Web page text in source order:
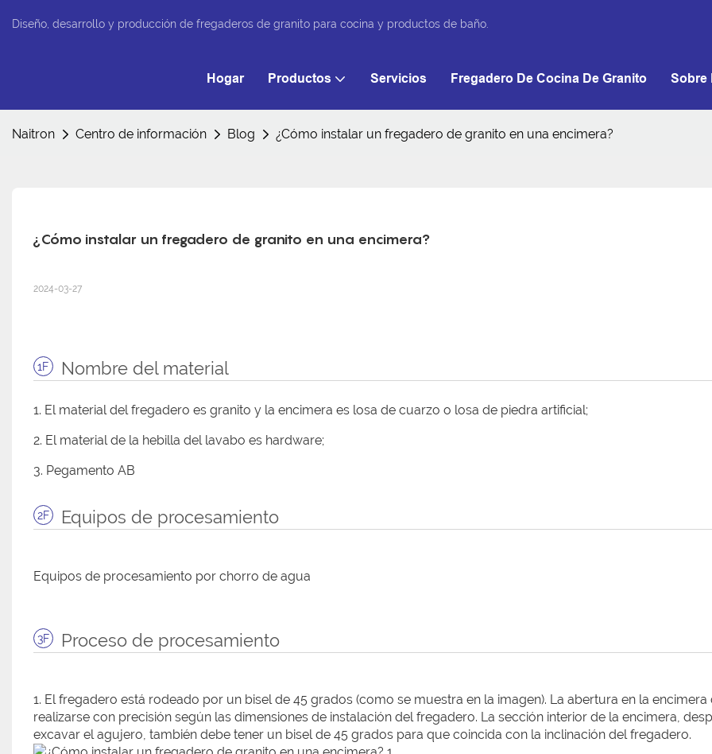
Diseño, desarrollo y producción de fregaderos de granito para cocina y productos de baño.
Hogar Productos Servicios Fregadero De Cocina De Granito Sobre
Naitron Centro de información Blog ¿Cómo instalar un fregadero de granito en una encimera?
¿Cómo instalar un fregadero de granito en una encimera?
2024-03-27
1F Nombre del material
1. El material del fregadero es granito y la encimera es losa de cuarzo o losa de piedra artificial;
2. El material de la hebilla del lavabo es hardware;
3. Pegamento AB
2F Equipos de procesamiento
Equipos de procesamiento por chorro de agua
3F Proceso de procesamiento
1. El fregadero está rodeado por un bisel de 45 grados (como se muestra en la imagen). La abertura en la encimera
realizarse con precisión según las dimensiones de instalación del fregadero. La sección interior de la encimera,
excavar el agujero, también debe tener un bisel de 45 grados para que coincida con la inclinación del fregadero.